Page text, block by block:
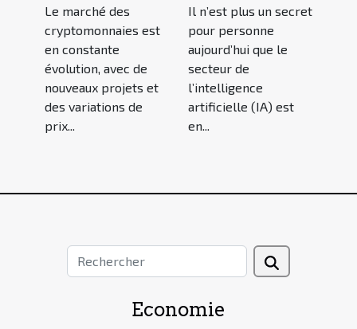
Le marché des
cryptomonnaies est
en constante
évolution, avec de
nouveaux projets et
des variations de
prix...
Il n’est plus un secret
pour personne
aujourd’hui que le
secteur de
l’intelligence
artificielle (IA) est
en...
Economie